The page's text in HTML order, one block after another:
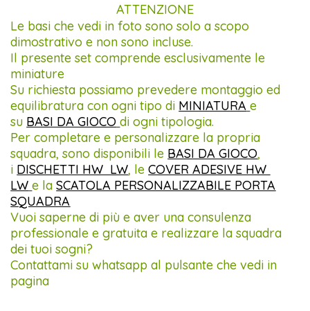
ATTENZIONE
Le basi che vedi in foto sono solo a scopo
dimostrativo e non sono incluse.
Il presente set comprende esclusivamente le
miniature
Su richiesta possiamo prevedere montaggio ed
equilibratura con ogni tipo di MINIATURA e
su BASI DA GIOCO di ogni tipologia.
Per completare e personalizzare la propria
squadra, sono disponibili le BASI DA GIOCO,
i DISCHETTI HW LW, leCOVER ADESIVE HW
LW e laSCATOLA PERSONALIZZABILE PORTA
SQUADRA
Vuoi saperne di più e aver una consulenza
professionale e gratuita e realizzare la squadra
dei tuoi sogni?
Contattami su whatsapp al pulsante che vedi in
pagina